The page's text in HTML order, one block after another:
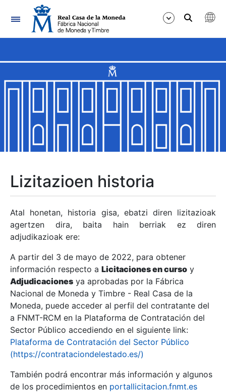
Nabigazioa
Erakutsi/Ezkutatu
Erakutsi/Ezkutatu
Erakutsi/Ezkutatu
Erakutsi/Ezkutatu
Erakutsi/Ezkutatu
Erakutsi/Ezkutatu
Erakutsi/Ezkutatu
Lizitazioen historia
Atal honetan, historia gisa, ebatzi diren lizitazioak
agertzen dira, baita hain berriak ez diren
adjudikazioak ere:
A partir del 3 de mayo de 2022, para obtener
información respecto a Licitaciones en curso y
Adjudicaciones ya aprobadas por la Fábrica
Nacional de Moneda y Timbre - Real Casa de la
Moneda, puede acceder al perfil del contratante del
a FNMT-RCM en la Plataforma de Contratación del
Sector Público accediendo en el siguiente link:
Plataforma de Contratación del Sector Público
(https://contrataciondelestado.es/)
También podrá encontrar más información y algunos
de los procedimientos en portallicitacion.fnmt.es